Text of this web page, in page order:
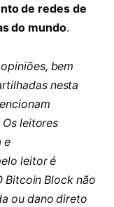
de redes de
do mundo.
bem
nesta
leitores
e
leitor é
Bitcoin Block não
ou dano direto